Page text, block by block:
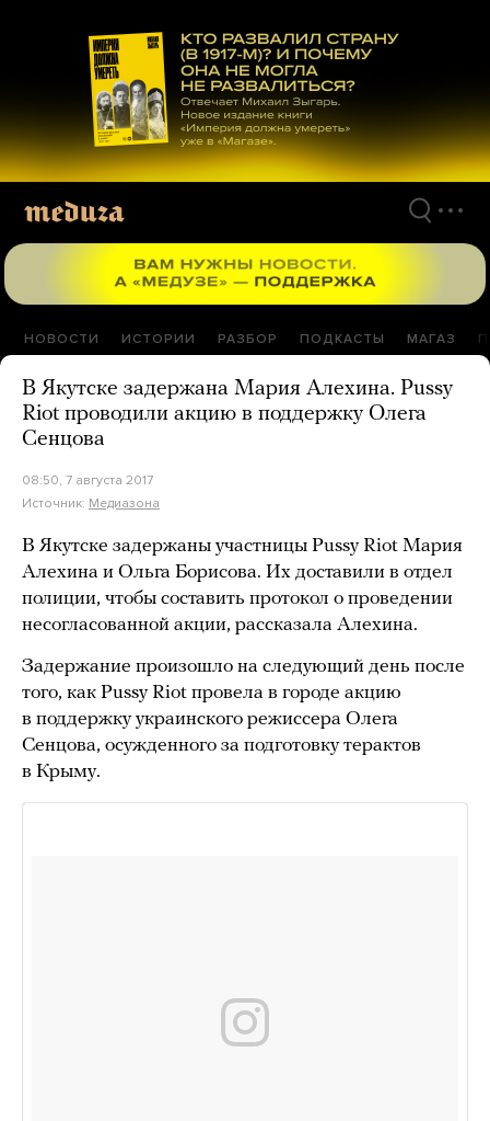
материалам
НОВОСТИ ИСТОРИИ РАЗБОР ПОДКАСТЫ МАГАЗ
В Якутске задержана Мария Алехина. Pussy
Riot проводили акцию в поддержку Олега
Сенцова
08:50, 7 августа 2017
Источник: Медиазона
В Якутске задержаны участницы Pussy Riot Мария
Алехина и Ольга Борисова. Их доставили в отдел
полиции, чтобы составить протокол о проведении
несогласованной акции, рассказала Алехина.
Задержание произошло на следующий день после
того, как Pussy Riot провела в городе акцию
в поддержку украинского режиссера Олега
Сенцова, осужденного за подготовку терактов
в Крыму.